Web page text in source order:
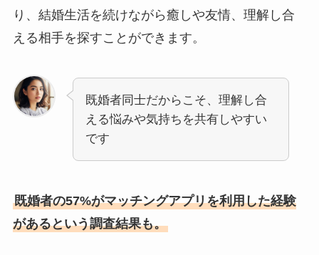
り、結婚生活を続けながら癒しや友情、理解し合
える相手を探すことができます。
既婚者同士だからこそ、理解し合
える悩みや気持ちを共有しやすい
です
既婚者の57%がマッチングアプリを利用した経験
があるという調査結果も。